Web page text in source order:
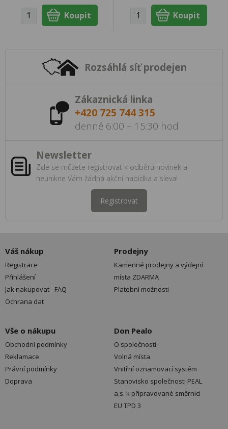
Rozsáhlá síť prodejen
Zákaznická linka
+420 725 744 315
denně 6:00 – 15:30 hod
Newsletter
Zde se můžete registrovat k odběru novinek a
neunikne Vám žádná akční nabídka a sleva!
Registrovat
Váš nákup
Registrace
Přihlášení
Jak nakupovat - FAQ
Ochrana dat
Prodejny
Kamenné prodejny a výdejní
místa ZDARMA
Platební možnosti
Vše o nákupu
Obchodní podmínky
Reklamace
Právní podmínky
Doprava
Don Pealo
O společnosti
Volná místa
Vnitřní oznamovací systém
Stanovisko společnosti PEAL
a.s. k připravované směrnici
EU TPD 3